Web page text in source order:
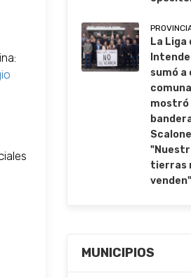
La Liga
sumó
mostró
tierras
venden"
MUNICIPIOS